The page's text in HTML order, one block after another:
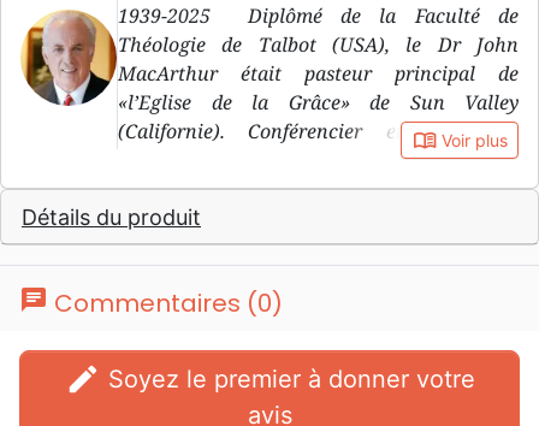
1939-2025 Diplômé de la Faculté de
Théologie de Talbot (USA), le Dr John
MacArthur était pasteur principal de
«l’Eglise de la Grâce» de Sun Valley
(Californie). Conférencier et professeur
réputé, il animait un programme quotidien
d’évangélisation diffusé sur plus de 1000
stations de radio en Amérique du Nord, en
Europe, en Afrique et en Océanie. il est
connu pour ses prises de position parfois très
fermes et claires et son désir d’attachement à
consacré sa vie à une théologie rigoureuse,
fondée sur l’étude approfondie des Écritures
en mettant l’accent sur l’arrière plan
book_open Voir plus
Détails du produit
chat Commentaires (0)
edit
avis